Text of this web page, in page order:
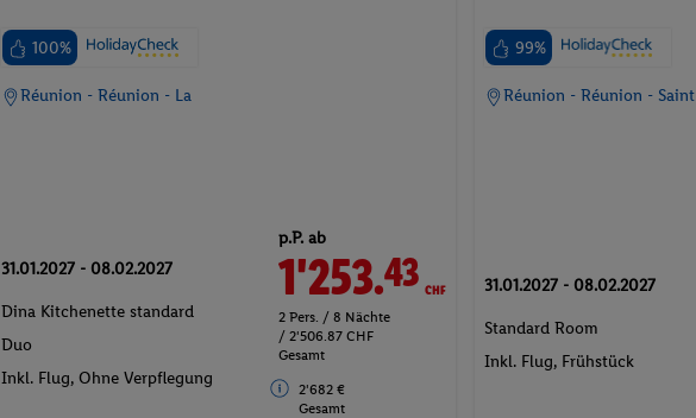
100%
Réunion - Réunion - La
31.01.2027 - 08.02.2027
Dina Kitchenette standard
Duo
Inkl. Flug,Ohne Verpflegung
p.P. ab
1'253.43CHF
2 Pers. / 8 Nächte
/ 2'506.87 CHF
Gesamt
2'682 €
Gesamt
99%
Réunion - Réunion - Saint
31.01.2027 - 08.02.2027
Standard Room
Inkl. Flug, Frühstück